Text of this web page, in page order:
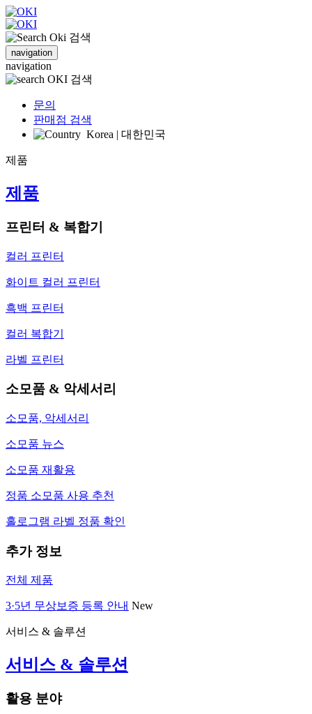
검색
navigation
navigation
검색
문의
판매점 검색
Korea | 대한민국
제품
제품
프린터 & 복합기
컬러 프린터
화이트 컬러 프린터
흑백 프린터
컬러 복합기
라벨 프린터
소모품 & 악세서리
소모품, 악세서리
소모품 뉴스
소모품 재활용
정품 소모품 사용 추천
홀로그램 라벨 정품 확인
추가 정보
전체 제품
3·5년 무상보증 등록 안내 New
서비스 & 솔루션
서비스 & 솔루션
활용 분야